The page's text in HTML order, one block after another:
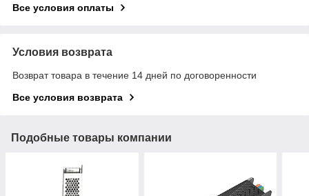
Все условия оплаты
Условия возврата
Возврат товара в течение 14 дней по договоренности
Все условия возврата
Подобные товары компании